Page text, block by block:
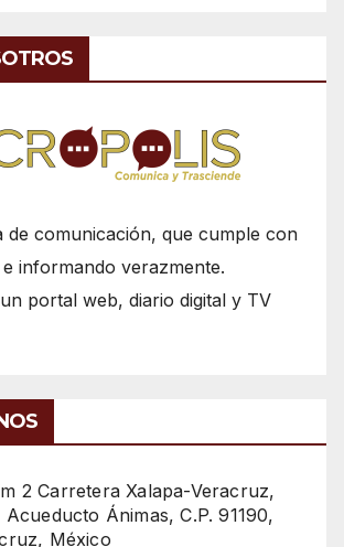
de comunicación, que cumple con
informando verazmente.
portal web, diario digital y TV
2 Carretera Xalapa-Veracruz,
Ánimas, C.P. 91190,
México